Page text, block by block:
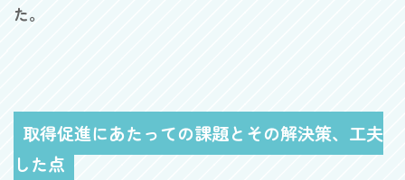
た。
取得促進にあたっての課題とその解決策、工夫
した点